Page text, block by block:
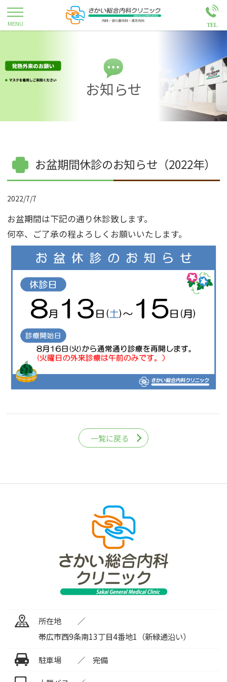
お知らせ
お盆期間休診のお知らせ（2022年）
2022/7/7
お盆期間は下記の通り休診致します。
何卒、ご了承の程よろしくお願いいたします。
一覧に戻る
所在地
帯広市西9条南13丁目4番地1（新緑通沿い）
駐車場 完備